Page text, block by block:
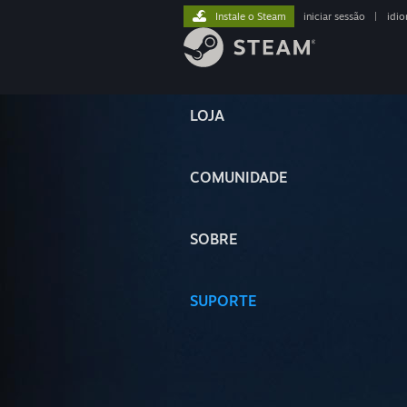
LOJA
COMUNIDADE
SOBRE
SUPORTE
Instale o Steam iniciar sessão